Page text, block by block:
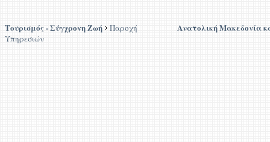
Τουρισμός - Σύγχρονη Ζωή
Παροχή
Υπηρεσιών
Ανατολική Μακεδονία